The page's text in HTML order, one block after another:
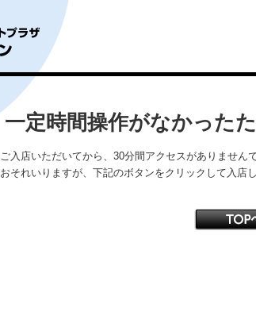
一定時間操作がなかった
ご入店いただいてから、30分間アクセスがありません
おそれいりますが、下記のボタンをクリックして入店